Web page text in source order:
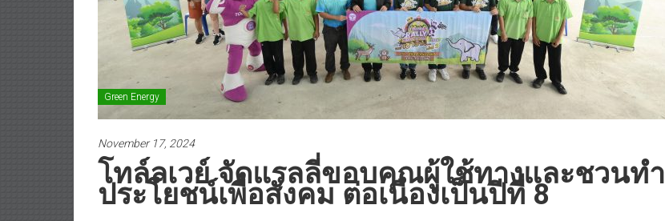
Green Energy
November 17, 2024
โทล์ลเวย์ จัดแรลลี่ขอบคุณผู้ใช้ทางและชวนทำ
ประโยชน์เพื่อสังคม ต่อเนื่องเป็นปีที่ 8